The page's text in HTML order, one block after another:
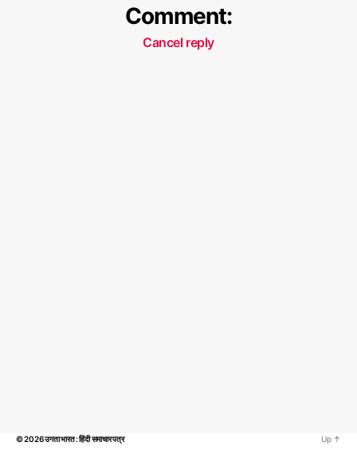
Comment:
Cancel reply
© 2026उगता भारत : हिंदी समाचार पत्र Up ↑